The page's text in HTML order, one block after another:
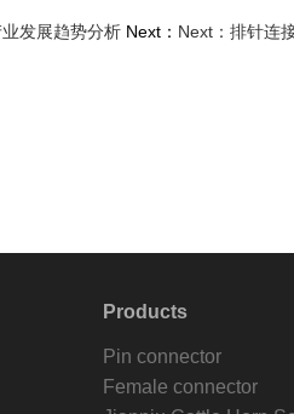
发展趋势分析 Next： Next：排针连
Products
Pin connector
Female connector